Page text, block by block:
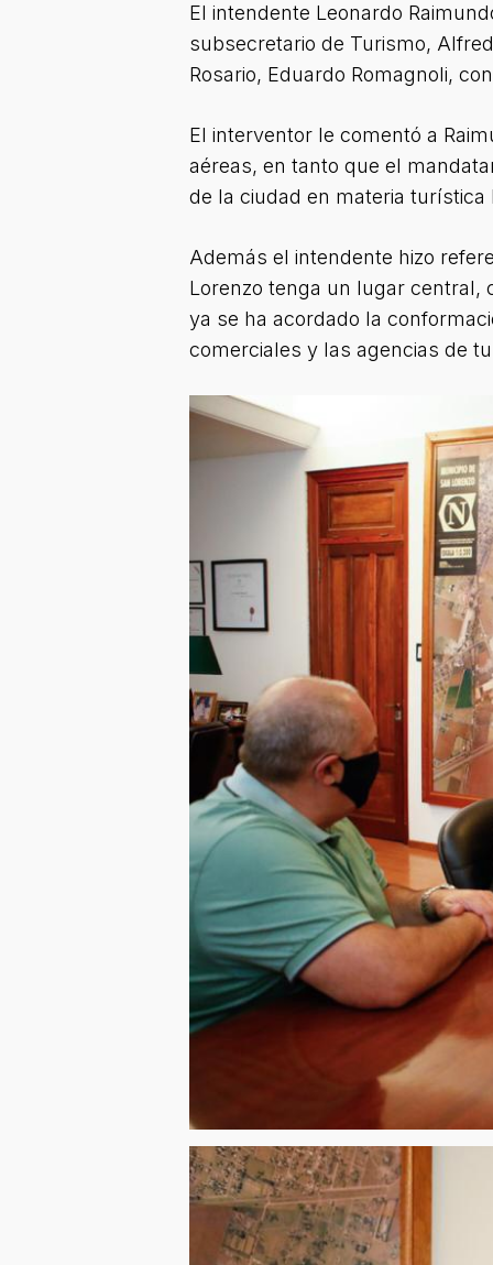
El intendente Leonardo
subsecretario de Turismo,
Rosario, Eduardo Romagnoli,
El interventor le comentó a
aéreas, en tanto que el
de la ciudad en materia
Además el intendente hizo
Lorenzo tenga un lugar central,
ya se ha acordado la
comerciales y las agencias de